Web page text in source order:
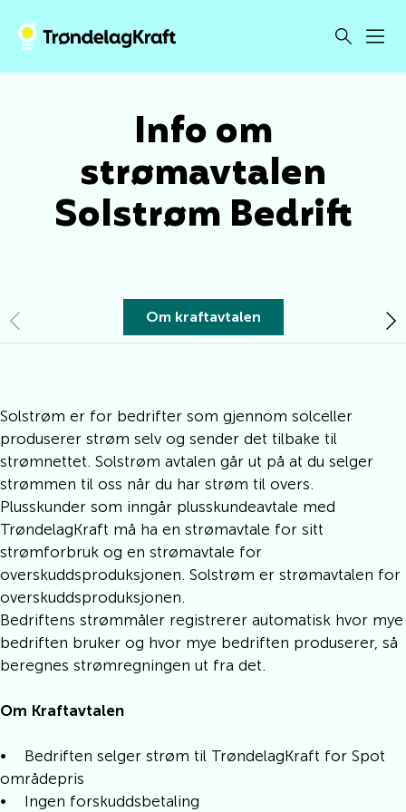
Info om
strømavtalen
Solstrøm Bedrift
Om kraftavtalen
Solstrøm er for bedrifter som gjennom solceller
produserer strøm selv og sender det tilbake til
strømnettet. Solstrøm avtalen går ut på at du selger
strømmen til oss når du har strøm til overs.
Plusskunder som inngår plusskundeavtale med
TrøndelagKraft må ha en strømavtale for sitt
strømforbruk og en strømavtale for
overskuddsproduksjonen. Solstrøm er strømavtalen for
overskuddsproduksjonen.
Bedriftens strømmåler registrerer automatisk hvor mye
bedriften bruker og hvor mye bedriften produserer, så
beregnes strømregningen ut fra det.
Om Kraftavtalen
• Bedriften selger strøm til TrøndelagKraft for Spot
områdepris
• Ingen forskuddsbetaling